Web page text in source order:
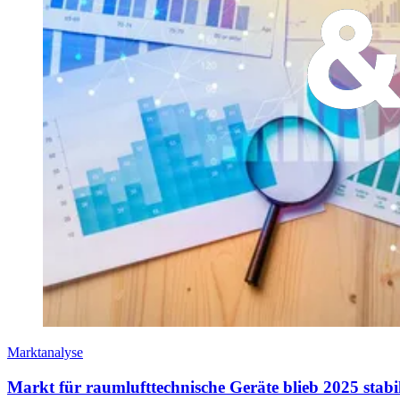
Marktanalyse
Markt für raumlufttechnische Geräte blieb 2025